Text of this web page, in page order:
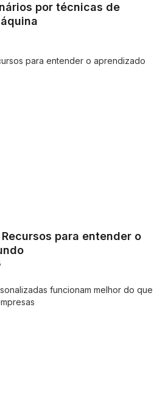
por técnicas de
para entender o